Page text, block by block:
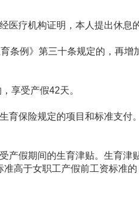
疗机构证明，本人提出休息
例》第三十条规定的，再增
享受产假42天。
保险规定的项目和标准支付
假期间的生育津贴。生育津
高于女职工产假前工资标准